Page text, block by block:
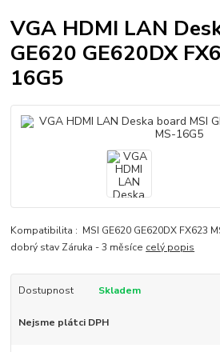
VGA HDMI LAN
GE620 GE620DX
16G5
Kompatibilita : MSI GE620 GE620DX FX623
dobrý stav Záruka - 3 měsíce celý popis
Dostupnost Skladem
Nejsme plátci DPH